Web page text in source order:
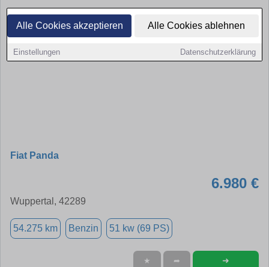
Alle Cookies akzeptieren Alle Cookies ablehnen
Einstellungen Datenschutzerklärung
Fiat Panda
6.980 €
Wuppertal, 42289
54.275 km Benzin 51 kw (69 PS)
★ ➦ ➜